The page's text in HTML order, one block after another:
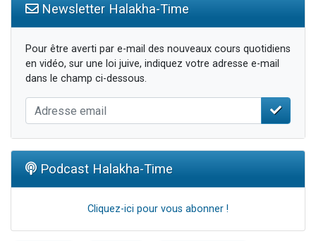
Newsletter Halakha-Time
Pour être averti par e-mail des nouveaux cours quotidiens
en vidéo, sur une loi juive, indiquez votre adresse e-mail
dans le champ ci-dessous.
Podcast Halakha-Time
Cliquez-ici pour vous abonner !